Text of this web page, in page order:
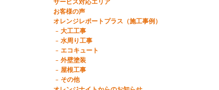
サービス対応エリア
お客様の声
オレンジレポートプラス（施工事例）
大工工事
水周り工事
エコキュート
外壁塗装
屋根工事
その他